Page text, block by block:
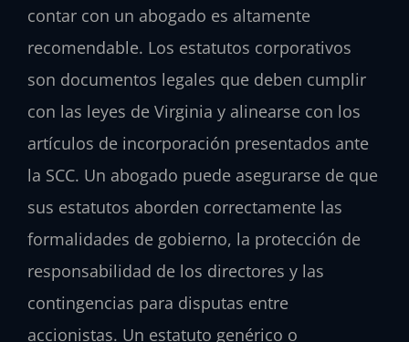
contar con un abogado es altamente
recomendable. Los estatutos corporativos
son documentos legales que deben cumplir
con las leyes de Virginia y alinearse con los
artículos de incorporación presentados ante
la SCC. Un abogado puede asegurarse de que
sus estatutos aborden correctamente las
formalidades de gobierno, la protección de
responsabilidad de los directores y las
contingencias para disputas entre
accionistas. Un estatuto genérico o